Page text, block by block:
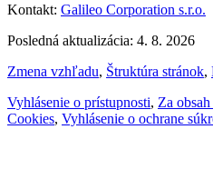
Kontakt: Galileo Corporation s.r.o.
Posledná aktualizácia: 4. 8. 2026
Zmena vzhľadu, Štruktúra stránok,
Vyhlásenie o prístupnosti, Za
Cookies, Vyhlásenie o ochrane